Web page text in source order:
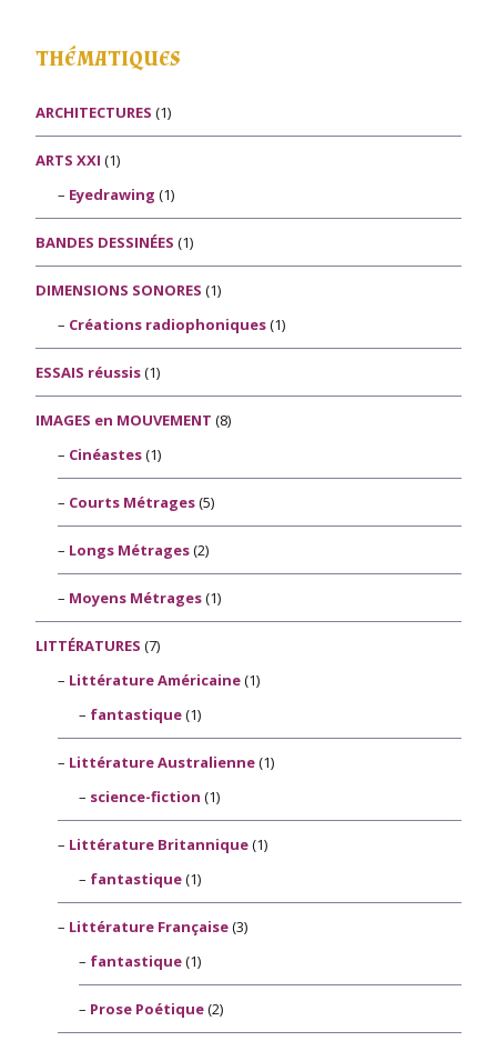
THÉMATIQUES
ARCHITECTURES (1)
ARTS XXI (1)
Eyedrawing (1)
BANDES DESSINÉES (1)
DIMENSIONS SONORES (1)
Créations radiophoniques(1)
ESSAIS réussis(1)
IMAGES en MOUVEMENT (8)
Cinéastes(1)
Courts Métrages(5)
Longs Métrages(2)
Moyens Métrages(1)
LITTÉRATURES (7)
Littérature Américaine(1)
fantastique(1)
Littérature Australienne(1)
science-fiction (1)
Littérature Britannique(1)
fantastique(1)
Littérature Française(3)
fantastique(1)
Prose Poétique(2)